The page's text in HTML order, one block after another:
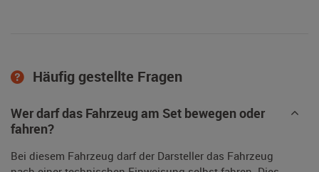
Häufig gestellte Fragen
Wer darf das Fahrzeug am Set bewegen oder
fahren?
Bei diesem Fahrzeug darf der Darsteller das Fahrzeug